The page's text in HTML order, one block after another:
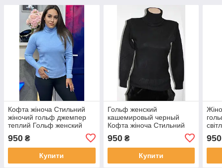
Кофта жіноча Стильний
жіночий гольф джемпер
теплий Гольф женский
950 ₴
Купити
Гольф женский
кашемировый черный
Кофта жіноча Стильний
жіночий гольф джемпер
теплий
950₴
Купити
950